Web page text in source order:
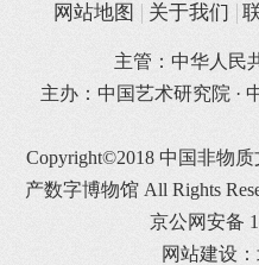
网站地图 关于我们
主管：中华人民
主办：中国艺术研究院 ·
Copyright©2018 中国非物
产数字博物馆 All Rights
京公网安备
网站建设